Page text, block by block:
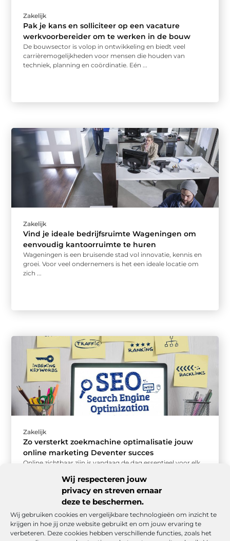
Wij respecteren jouw
privacy en streven ernaar
deze te beschermen.
Wij gebruiken cookies en vergelijkbare technologieën om inzicht te
krijgen in hoe jij onze website gebruikt en om jouw ervaring te
verbeteren. Deze cookies hebben verschillende functies, zoals het
Zakelijk
Pak je kans en solliciteer op een vacature
werkvoorbereider om te werken in de bouw
De bouwsector is volop in ontwikkeling en biedt veel
carrièremogelijkheden voor mensen die houden van
techniek, planning en coördinatie. Eén ...
Zakelijk
Vind je ideale bedrijfsruimte Wageningen om
eenvoudig kantoorruimte te huren
Wageningen is een bruisende stad vol innovatie, kennis en
groei. Voor veel ondernemers is het een ideale locatie om
zich ...
Zakelijk
Zo versterkt zoekmachine optimalisatie jouw
online marketing Deventer succes
Online zichtbaar zijn is vandaag de dag essentieel voor elk